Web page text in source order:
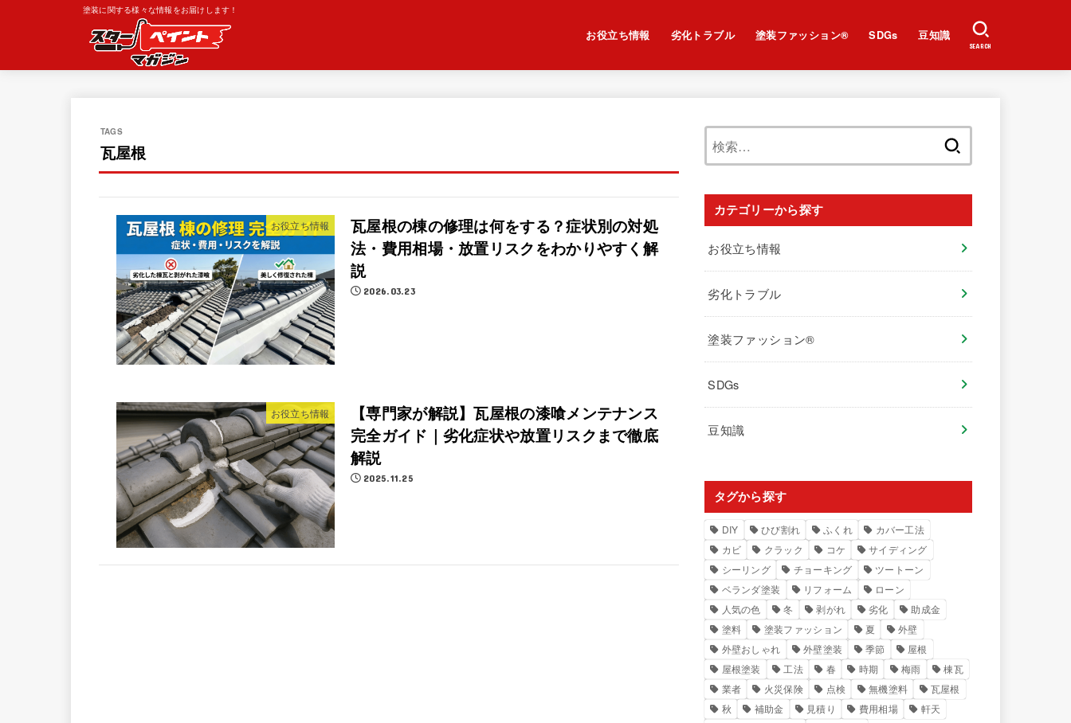
塗装に関する様々な情報をお届けします！
お役立ち情報 劣化トラブル 塗装ファッション®︎ SDGs 豆知識
SEARCH
瓦屋根
お役立ち情報
瓦屋根の棟の修理は何をする？症状別の対処
法・費用相場・放置リスクをわかりやすく解
説
2026.03.23
お役立ち情報
【専門家が解説】瓦屋根の漆喰メンテナンス
完全ガイド｜劣化症状や放置リスクまで徹底
解説
2025.11.25
カテゴリーから探す
お役立ち情報
劣化トラブル
塗装ファッション®︎
SDGs
豆知識
タグから探す
DIY ひび割れ ふくれ
カバー工法
カビ
クラック コケ
サイディング
シーリング
チョーキング
ツートーン
ベランダ塗装
リフォーム
ローン
人気の色
冬 剥がれ 劣化
助成金
塗料
塗装ファッション 夏
外壁
外壁おしゃれ
外壁塗装 季節
屋根
屋根塗装
工法 春 時期 梅雨
棟瓦
業者
火災保険 点検 無機塗料
瓦屋根
秋
補助金 見積り 費用相場
軒天